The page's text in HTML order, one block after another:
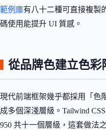
範例庫有八十二種可直接複製
碼使用能提升 UI 質感。
從品牌色建立色彩
現代前端框架幾乎都採用「色
成多個深淺層級。Tailwind
950 共十一個層級，這套做法